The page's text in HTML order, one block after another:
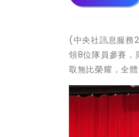
(中央社訊息服務
領8位隊員參賽，
取無比榮耀，全